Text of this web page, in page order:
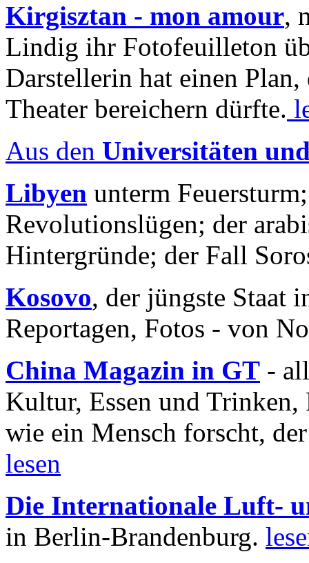
Kirgisztan - mon amour,
Lindig ihr Fotofeuilleton
Darstellerin hat einen Plan,
Theater bereichern dürfte.
Aus den Universitäten
Libyen unterm
Revolutionslügen; der
Hintergründe; der Fall
Kosovo, der jüngste Staat
Reportagen, Fotos - von
China Magazin in GT -
Kultur, Essen und
wie ein Mensch forscht,
lesen
Die Internationale Luft-
in Berlin-Brandenburg.